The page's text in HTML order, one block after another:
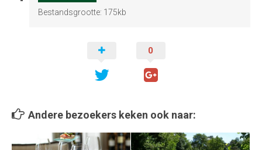
Bestandsgrootte: 175kb
0
Andere bezoekers keken ook naar: